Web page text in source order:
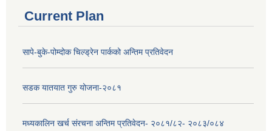
Current Plan
सापे-बुके-पोम्दोक चिल्ड्रेन पार्कको अन्तिम प्रतिवेदन
सडक यातयात गुरु योजना-२०८१
मध्यकालिन खर्च संरचना अन्तिम प्रतिवेदन- २०८१/८२- २०८३/०८४